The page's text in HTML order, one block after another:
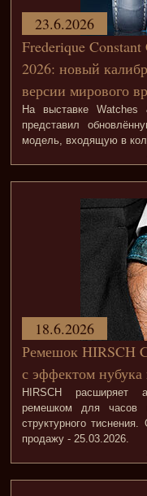
Frederique
2026: новый
версии мирового
На выставке Watches
представил
модель, входящую в
23.6.2026
Ремешок HIRSCH
с эффектом нубука
HIRSCH расширяет
ремешком для часов
структурного
продажу - 25.03.2026.
18.6.2026